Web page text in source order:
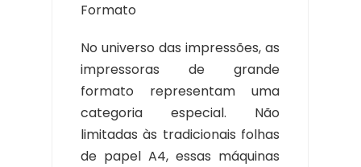
Formato
No universo das impressões, as
impressoras de grande
formato representam uma
categoria especial. Não
limitadas às tradicionais folhas
de papel A4, essas máquinas